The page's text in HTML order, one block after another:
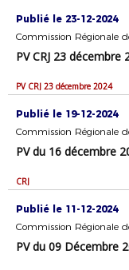
Publié le 23-12-2024
Commission Régionale
PV CRJ 23 décembre
PV CRJ 23 décembre 2024
Publié le 19-12-2024
Commission Régionale
PV du 16 décembre
CRJ
Publié le 11-12-2024
Commission Régionale
PV du 09 Décembre